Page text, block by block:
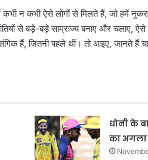
न कभी ऐसे लोगों से मिलते हैं, जो हमें
से बड़े-बड़े साम्राज्य बनाए और चलाए,
हैं, जितनी पहले थीं। तो आइए, जानते हैं
धोनी के
का अगला